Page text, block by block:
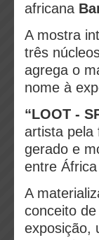
africana
A mostra
três
agrega o
nome à
“LOOT -
artista pela
gerado e
entre
A
conceito
exposição,